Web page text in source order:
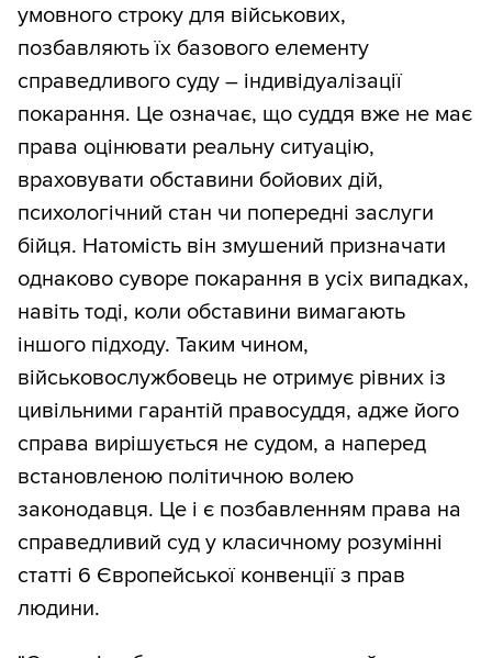
умовного строку для військових,
позбавляють їх базового елементу
справедливого суду – індивідуалізації
покарання. Це означає, що суддя вже не має
права оцінювати реальну ситуацію,
враховувати обставини бойових дій,
психологічний стан чи попередні заслуги
бійця. Натомість він змушений призначати
однаково суворе покарання в усіх випадках,
навіть тоді, коли обставини вимагають
іншого підходу. Таким чином,
військовослужбовець не отримує рівних із
цивільними гарантій правосуддя, адже його
справа вирішується не судом, а наперед
встановленою політичною волею
законодавця. Це і є позбавленням права на
справедливий суд у класичному розумінні
статті 6 Європейської конвенції з прав
людини.